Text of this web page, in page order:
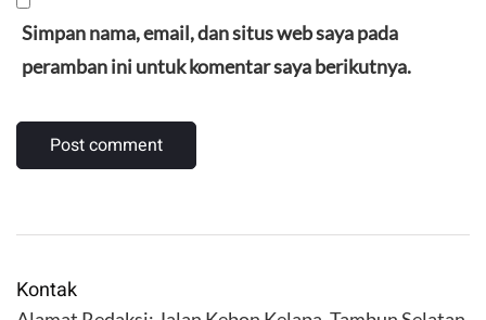
Simpan nama, email, dan situs web saya pada
peramban ini untuk komentar saya berikutnya.
Kontak